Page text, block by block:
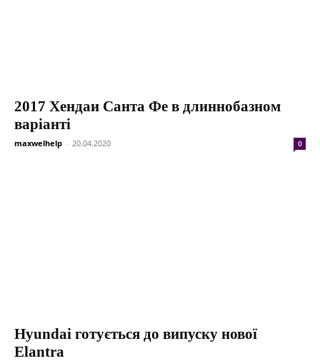
2017 Хендаи Санта Фе в длиннобазном
варіанті
maxwelhelp - 20.04.2020 0
Hyundai готується до випуску нової
Elantra